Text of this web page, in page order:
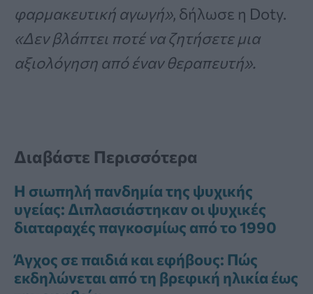
φαρμακευτική αγωγή», δήλωσε η Doty.
«Δεν βλάπτει ποτέ να ζητήσετε μια
αξιολόγηση από έναν θεραπευτή».
Διαβάστε Περισσότερα
Η σιωπηλή πανδημία της ψυχικής
υγείας: Διπλασιάστηκαν οι ψυχικές
διαταραχές παγκοσμίως από το 1990
Άγχος σε παιδιά και εφήβους: Πώς
εκδηλώνεται από τη βρεφική ηλικία έως